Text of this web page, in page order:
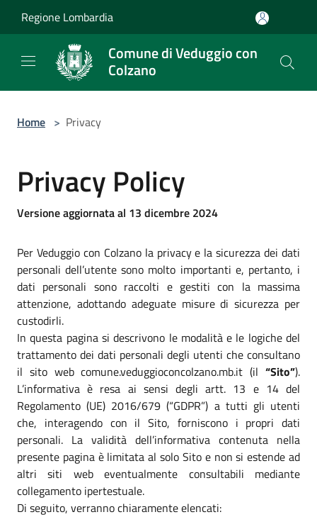
Regione Lombardia
Comune di Veduggio con
Colzano
Home > Privacy
Privacy Policy
Versione aggiornata al 13 dicembre 2024
Per Veduggio con Colzano la privacy e la sicurezza dei dati
personali dell’utente sono molto importanti e, pertanto, i
dati personali sono raccolti e gestiti con la massima
attenzione, adottando adeguate misure di sicurezza per
custodirli.
In questa pagina si descrivono le modalità e le logiche del
trattamento dei dati personali degli utenti che consultano
il sito web comune.veduggioconcolzano.mb.it (il “Sito”).
L’informativa è resa ai sensi degli artt. 13 e 14 del
Regolamento (UE) 2016/679 (“GDPR”) a tutti gli utenti
che, interagendo con il Sito, forniscono i propri dati
personali. La validità dell’informativa contenuta nella
presente pagina è limitata al solo Sito e non si estende ad
altri siti web eventualmente consultabili mediante
collegamento ipertestuale.
Di seguito, verranno chiaramente elencati: